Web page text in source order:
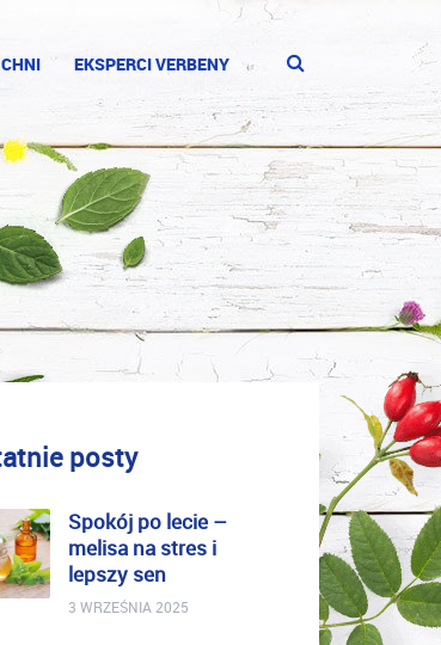
EKSPERCI VERBENY
posty
Spokój po lecie –
melisa na stres i
lepszy sen
3 WRZEŚNIA 2025